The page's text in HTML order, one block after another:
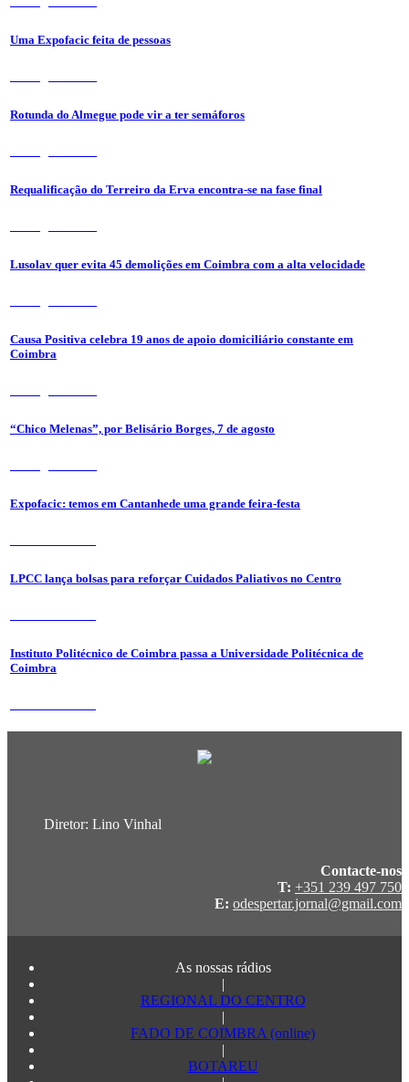
Uma Expofacic feita de pessoas
Rotunda do Almegue pode vir a ter semáforos
Requalificação do Terreiro da Erva encontra-se na fase final
Lusolav quer evita 45 demolições em Coimbra com a alta velocidade
Causa Positiva celebra 19 anos de apoio domiciliário constante em
Coimbra
“Chico Melenas”, por Belisário Borges, 7 de agosto
Expofacic: temos em Cantanhede uma grande feira-festa
LPCC lança bolsas para reforçar Cuidados Paliativos no Centro
Instituto Politécnico de Coimbra passa a Universidade Politécnica de
Coimbra
Diretor: Lino Vinhal
Contacte-nos
T: +351 239 497 750
E: odespertar.jornal@gmail.com
As nossas rádios
|
REGIONAL DO CENTRO
|
FADO DE COIMBRA (online)
|
BOTAREU